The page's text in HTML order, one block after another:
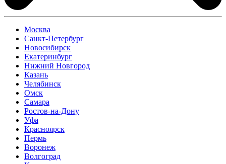
Москва
Санкт-Петербург
Новосибирск
Екатеринбург
Нижний Новгород
Казань
Челябинск
Омск
Самара
Ростов-на-Дону
Уфа
Красноярск
Пермь
Воронеж
Волгоград